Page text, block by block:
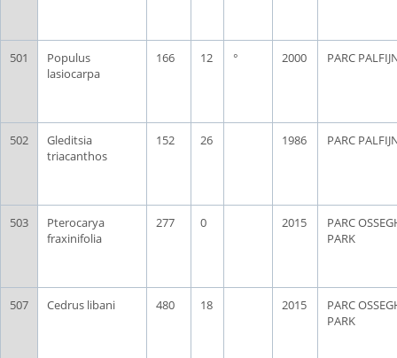
501
Populus
lasiocarpa
166 12 ° 2000 PARC
502
Gleditsia
triacanthos
152 26 1986 PARC
503
Pterocarya
fraxinifolia
277 0 2015
PARC
PARK
507 Cedrus libani 480 18 2015
PARC
PARK